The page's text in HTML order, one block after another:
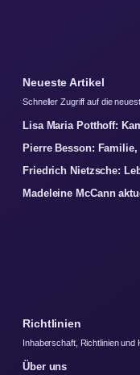
Neueste Artikel
Schneller Zugriff auf die
Lisa Maria Potthoff:
Pierre Besson:
Friedrich Nietzsche:
Madeleine McCann
Richtlinien
Inhaberschaft, Richtlinien und
Über uns